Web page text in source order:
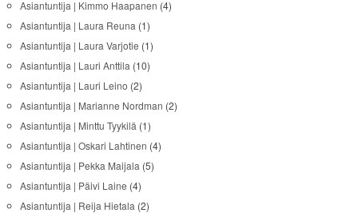
Asiantuntija | Kimmo Haapanen (4)
Asiantuntija | Laura Reuna (1)
Asiantuntija | Laura Varjotie (1)
Asiantuntija | Lauri Anttila (10)
Asiantuntija | Lauri Leino (2)
Asiantuntija | Marianne Nordman (2)
Asiantuntija | Minttu Tyykilä (1)
Asiantuntija | Oskari Lahtinen (4)
Asiantuntija | Pekka Maijala (5)
Asiantuntija | Päivi Laine (4)
Asiantuntija | Reija Hietala (2)